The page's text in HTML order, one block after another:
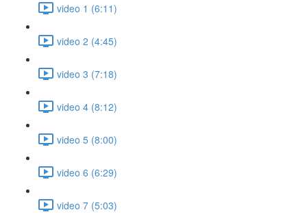
video 1 (6:11)
video 2 (4:45)
video 3 (7:18)
video 4 (8:12)
video 5 (8:00)
video 6 (6:29)
video 7 (5:03)